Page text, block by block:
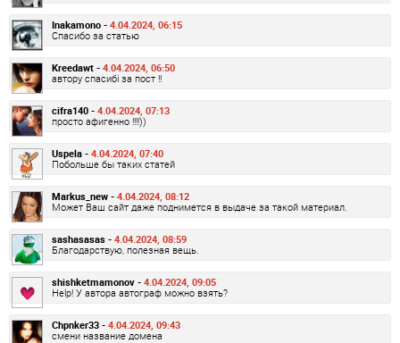
Inakamono - 4.04.2024, 06:15
Спасибо за статью
Kreedawt - 4.04.2024, 06:50
автору спасибі за пост !!
cifra140 - 4.04.2024, 07:13
просто афигенно !!!!))
Uspela - 4.04.2024, 07:40
Побольше бы таких статей
Markus_new - 4.04.2024, 08:12
Может Ваш сайт даже поднимется в выдаче за такой материал.
sashasasas - 4.04.2024, 08:59
Благодарствую, полезная вещь.
shishketmamonov - 4.04.2024, 09:05
Help! У автора автограф можно взять?
Chpnker33 - 4.04.2024, 09:43
смени название домена